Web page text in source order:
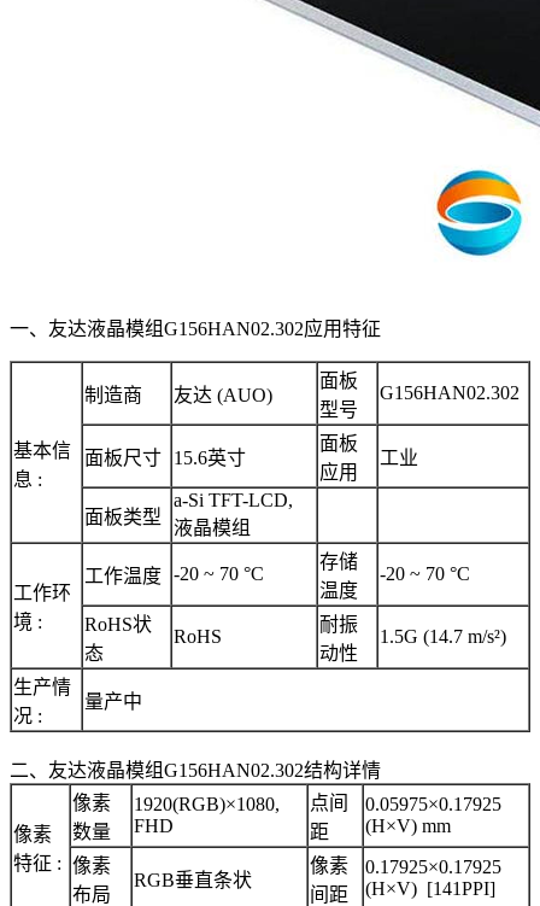
一、友达液晶模组G156HAN02.302应用特征
基本信
息 :
制造商 友达 (AUO)
面板
型号
G156HAN02.302
面板尺寸 15.6英寸
面板
应用
工业
面板类型
a-Si TFT-LCD,
液晶模组
工作环
境 :
工作温度 -20 ~ 70 °C
存储
温度
-20 ~ 70 °C
RoHS状
态
RoHS
耐振
动性
1.5G (14.7 m/s²)
生产情
况 :
量产中
二、友达液晶模组G156HAN02.302结构详情
像素
特征 :
像素
数量
1920(RGB)×1080,
FHD
点间
距
0.05975×0.17925
(H×V) mm
像素
布局
RGB垂直条状
像素
间距
0.17925×0.17925
(H×V) [141PPI]